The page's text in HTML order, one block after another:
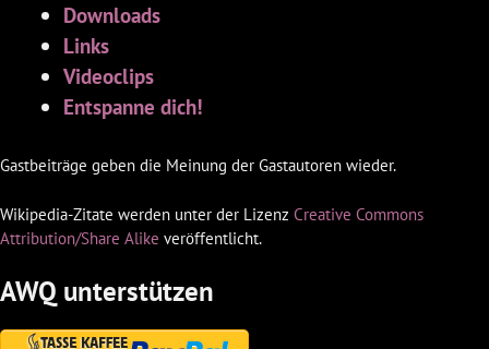
Downloads
Links
Videoclips
Entspanne dich!
Gastbeiträge geben die Meinung der Gastautoren wieder.
Wikipedia-Zitate werden unter der Lizenz Creative Commons
Attribution/Share Alike veröffentlicht.
AWQ unterstützen